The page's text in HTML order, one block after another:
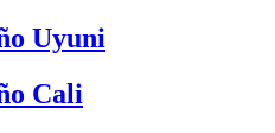
Uyuni
Cali